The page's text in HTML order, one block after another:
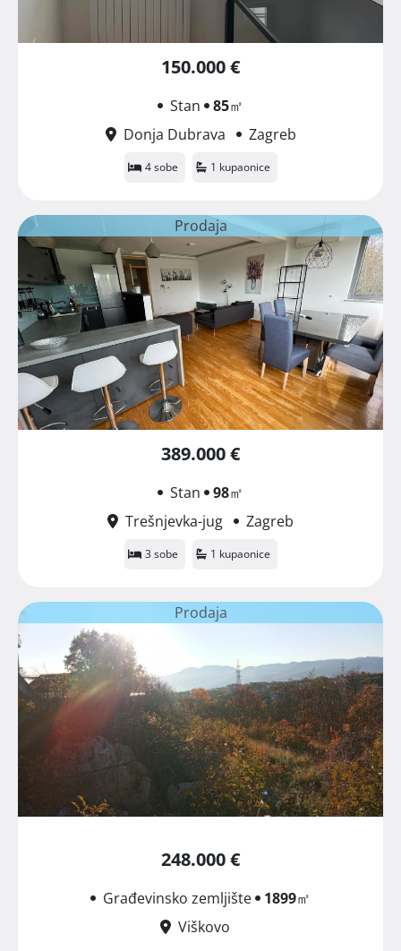
150.000 €
Stan 85㎡
Donja Dubrava
Zagreb
4 sobe 1 kupaonice
Prodaja
389.000 €
Stan 98㎡
Trešnjevka-jug
Zagreb
3 sobe 1 kupaonice
Prodaja
248.000 €
Građevinsko zemljište 1899㎡
Viškovo